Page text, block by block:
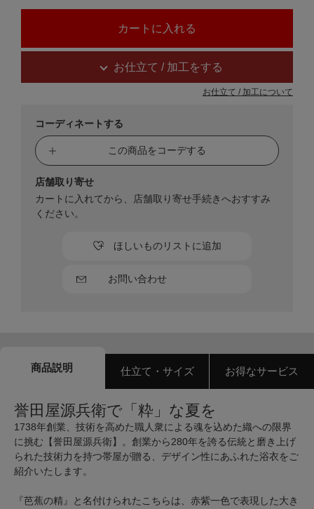
お仕立て / 加工をする
お仕立て / 加工について
コーディネートする
この商品をコーデする
お問い合わせ
ほしいものリストに追加
店舗取り寄せ
カートに入れてから、店舗取り寄せ手続きへおすすみ
ください。
商品説明 仕立て・サイズ お得なサービス
誉田屋源兵衛で「粋」な夏を
1738年創業、技術を高めた職人衆による魂を込めた織への限界
に挑む【誉田屋源兵衛】。創業から280年を誇る伝統と磨き上げ
られた技術力を持つ帯屋が贈る、デザイン性にあふれた浴衣をご
紹介いたします。
『芭蕉の精』と名付けられたこちらは、赤紫一色で表現した大き